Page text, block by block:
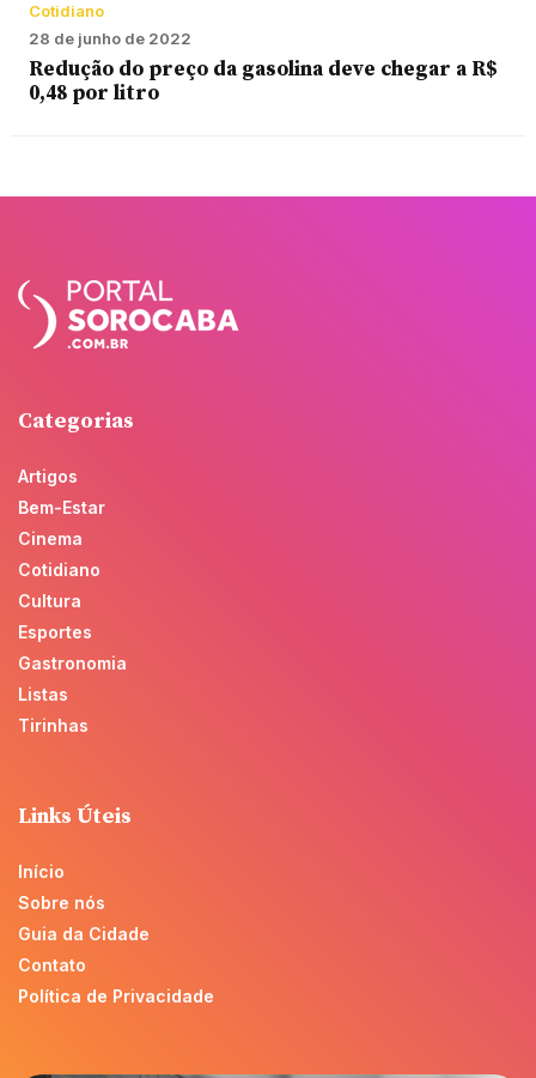
Cotidiano
28 de junho de 2022
Redução do preço da gasolina deve chegar a R$
0,48 por litro
Categorias
Artigos
Bem-Estar
Cinema
Cotidiano
Cultura
Esportes
Gastronomia
Listas
Tirinhas
Links Úteis
Início
Sobre nós
Guia da Cidade
Contato
Política de Privacidade